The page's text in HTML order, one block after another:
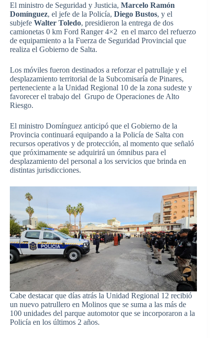
El ministro de Seguridad y Justicia, Marcelo Ramón
Domínguez, el jefe de la Policía, Diego Bustos, y el
subjefe Walter Toledo, presidieron la entrega de dos
camionetas 0 km Ford Ranger 4×2 en el marco del refuerzo
de equipamiento a la Fuerza de Seguridad Provincial que
realiza el Gobierno de Salta.
Los móviles fueron destinados a reforzar el patrullaje y el
desplazamiento territorial de la Subcomisaría de Pinares,
perteneciente a la Unidad Regional 10 de la zona sudeste y
favorecer el trabajo del Grupo de Operaciones de Alto
Riesgo.
El ministro Domínguez anticipó que el Gobierno de la
Provincia continuará equipando a la Policía de Salta con
recursos operativos y de protección, al momento que señaló
que próximamente se adquirirá un ómnibus para el
desplazamiento del personal a los servicios que brinda en
distintas jurisdicciones.
Cabe destacar que días atrás la Unidad Regional 12 recibió
un nuevo patrullero en Molinos que se suma a las más de
100 unidades del parque automotor que se incorporaron a la
Policía en los últimos 2 años.